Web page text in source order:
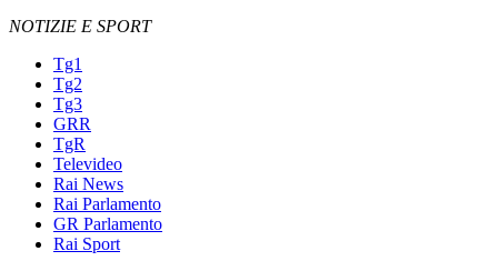
NOTIZIE E SPORT
Tg1
Tg2
Tg3
GRR
TgR
Televideo
Rai News
Rai Parlamento
GR Parlamento
Rai Sport